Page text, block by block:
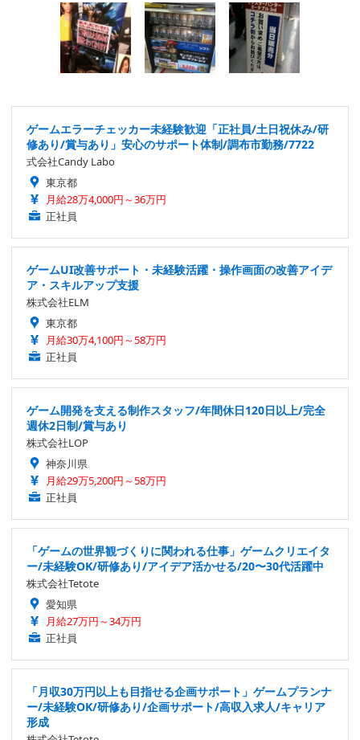
ゲームエラーチェッカー未経験歓迎「正社員/土日祝休み/研
修あり/賞与あり」安心のサポート体制/調布市勤務/7722
式会社Candy Labo
東京都
月給28万4,000円～36万円
正社員
ゲームUI改善サポート・未経験活躍・操作画面の改善アイデ
ア・スキルアップ支援
株式会社ELM
東京都
月給30万4,100円～58万円
正社員
ゲーム開発を支える制作スタッフ/年間休日120日以上/完全
週休2日制/賞与あり
株式会社LOP
神奈川県
月給29万5,200円～58万円
正社員
「ゲームの世界観づくりに関われる仕事」ゲームクリエイタ
ー/未経験OK/研修あり/アイデア活かせる/20〜30代活躍中
株式会社Tetote
愛知県
月給27万円～34万円
正社員
「月収30万円以上も目指せる企画サポート」ゲームプランナ
ー/未経験OK/研修あり/企画サポート/高収入求人/キャリア
形成